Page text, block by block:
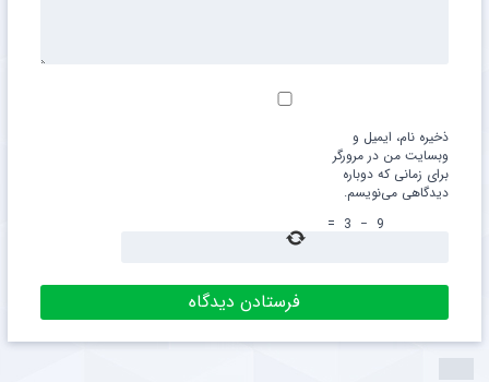
ذخیره نام، ایمیل و
وبسایت من در مرورگر
برای زمانی که دوباره
دیدگاهی می‌نویسم.
9
−
3
=